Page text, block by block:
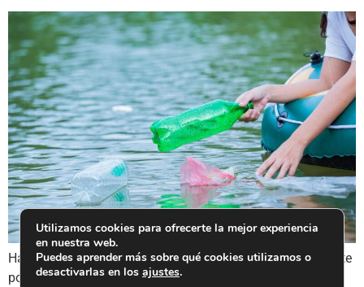
Hay un momento que no se olvida. Suele llegar al agacharte
por primera vez, levantar una piedra del fondo y descubrir
Utilizamos cookies para ofrecerte la mejor experiencia
en nuestra web.
Puedes aprender más sobre qué cookies utilizamos o
desactivarlas en los ajustes.